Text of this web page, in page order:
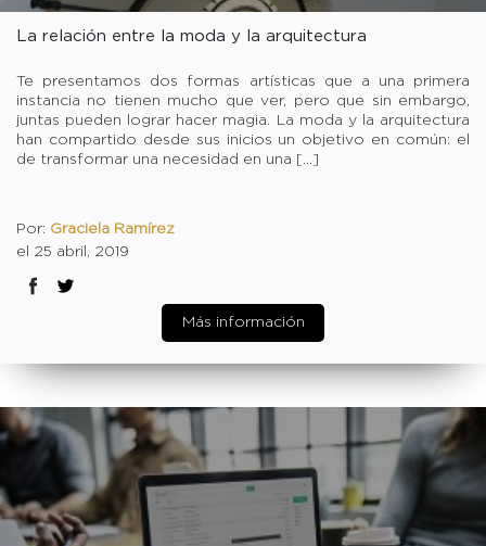
La relación entre la moda y la arquitectura
Te presentamos dos formas artísticas que a una primera
instancia no tienen mucho que ver, pero que sin embargo,
juntas pueden lograr hacer magia. La moda y la arquitectura
han compartido desde sus inicios un objetivo en común: el
de transformar una necesidad en una […]
Por: Graciela Ramírez
el 25 abril, 2019
Más información